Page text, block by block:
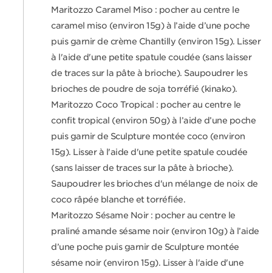
Maritozzo Caramel Miso : pocher au centre le
caramel miso (environ 15g) à l’aide d’une poche
puis garnir de crème Chantilly (environ 15g). Lisser
à l'aide d'une petite spatule coudée (sans laisser
de traces sur la pâte à brioche). Saupoudrer les
brioches de poudre de soja torréfié (kinako).
Maritozzo Coco Tropical : pocher au centre le
confit tropical (environ 50g) à l’aide d’une poche
puis garnir de Sculpture montée coco (environ
15g). Lisser à l'aide d'une petite spatule coudée
(sans laisser de traces sur la pâte à brioche).
Saupoudrer les brioches d'un mélange de noix de
coco râpée blanche et torréfiée.
Maritozzo Sésame Noir : pocher au centre le
praliné amande sésame noir (environ 10g) à l’aide
d’une poche puis garnir de Sculpture montée
sésame noir (environ 15g). Lisser à l'aide d'une